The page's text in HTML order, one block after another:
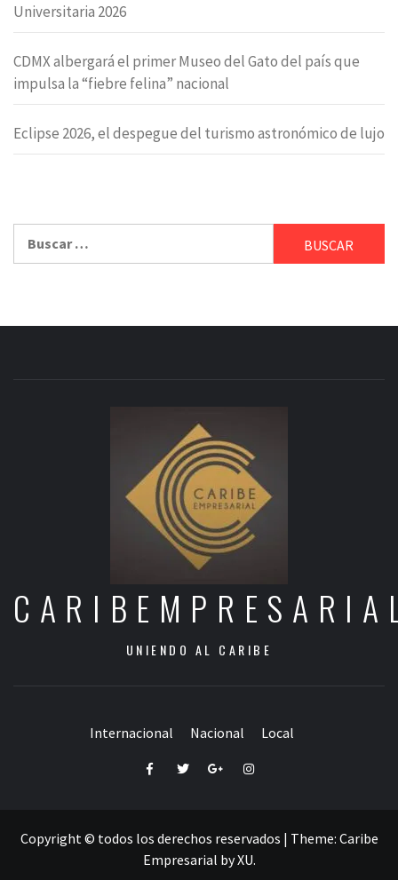
Universitaria 2026
CDMX albergará el primer Museo del Gato del país que
impulsa la “fiebre felina” nacional
Eclipse 2026, el despegue del turismo astronómico de lujo
UNIENDO AL CARIBE
Internacional Nacional Local
FacebookTwitterGoogle+Instagram
Copyright © todos los derechos reservados | Theme: Caribe
Empresarial byXU.